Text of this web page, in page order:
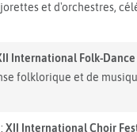
et d'orchestres,
International Folk-Dance
folklorique et de
XII International Choir